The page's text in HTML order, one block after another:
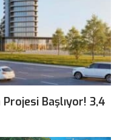
Projesi Başlıyor! 3,4